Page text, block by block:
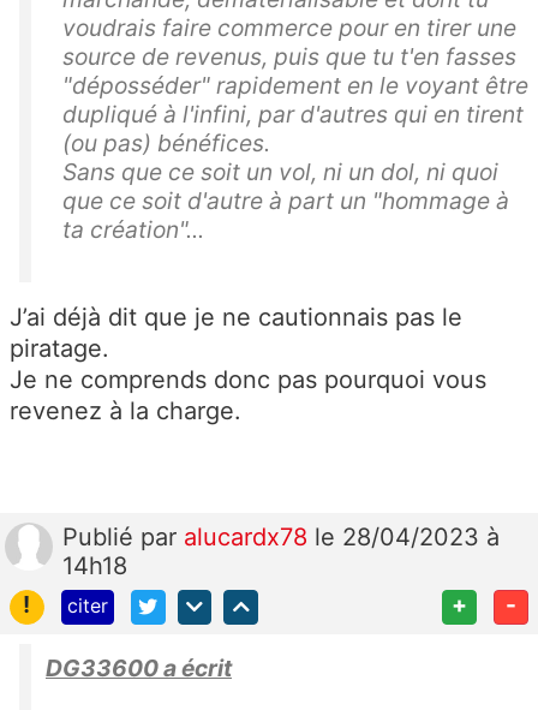
voudrais faire commerce pour en tirer une
source de revenus, puis que tu t'en fasses
"déposséder" rapidement en le voyant être
dupliqué à l'infini, par d'autres qui en tirent
(ou pas) bénéfices.
Sans que ce soit un vol, ni un dol, ni quoi
que ce soit d'autre à part un "hommage à
ta création"...
J’ai déjà dit que je ne cautionnais pas le
piratage.
Je ne comprends donc pas pourquoi vous
revenez à la charge.
Publié par alucardx78 le 28/04/2023 à
14h18
!
citer + -
DG33600 a écrit